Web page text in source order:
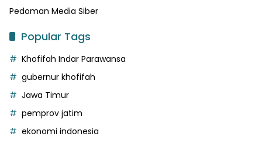
Pedoman Media Siber
Popular Tags
Khofifah Indar Parawansa
gubernur khofifah
Jawa Timur
pemprov jatim
ekonomi indonesia